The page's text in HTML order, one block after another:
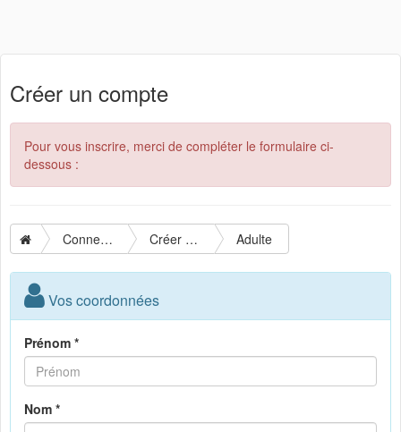
Créer un compte
Pour vous inscrire, merci de compléter le formulaire ci-
dessous :
Connexion Créer un compte Adulte
Vos coordonnées
Prénom *
Nom *